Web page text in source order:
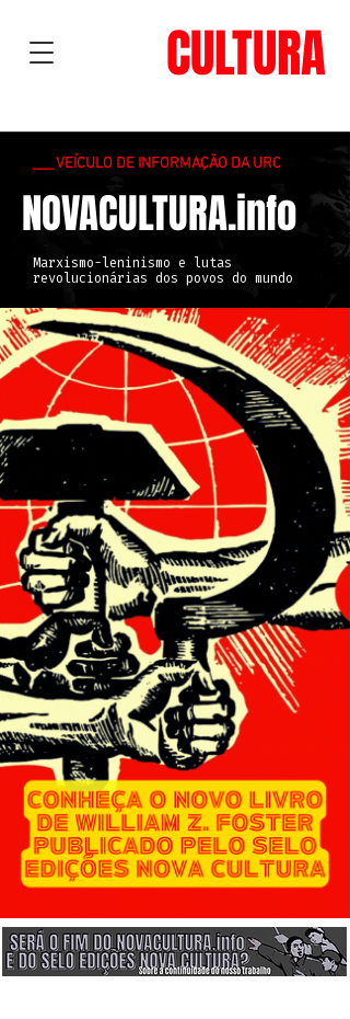
CULTURA
___ VEÍCULO DE INFORMAÇÃO DA URC
NOVACULTURA.info
Marxismo-leninismo e lutas
revolucionárias dos povos do mundo